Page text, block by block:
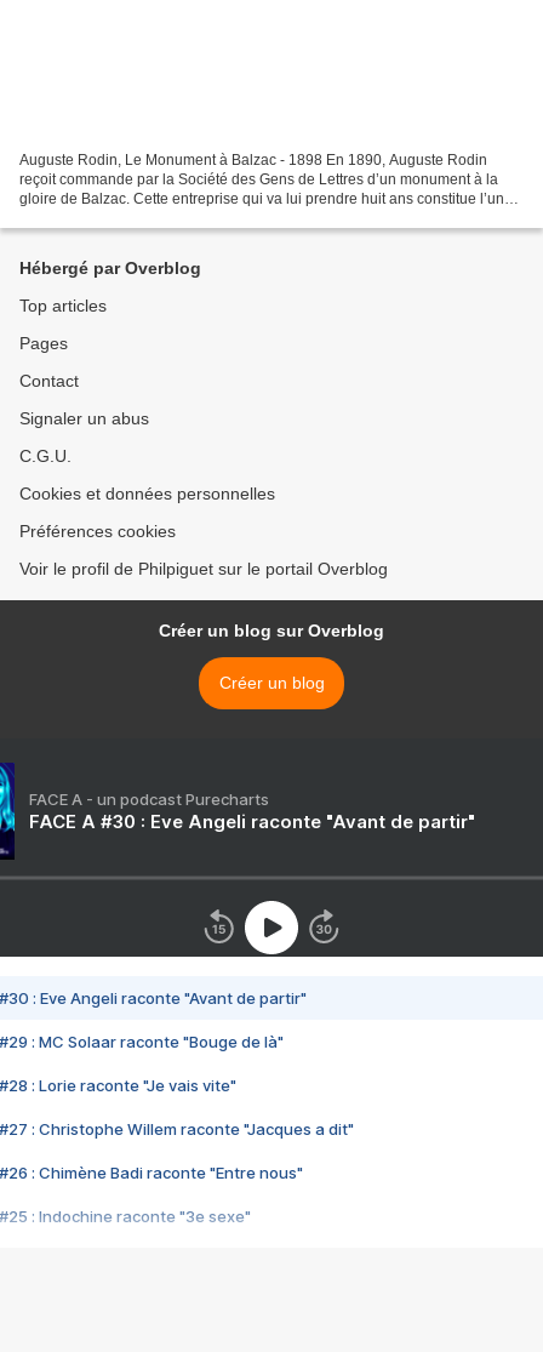
Auguste Rodin, Le Monument à Balzac - 1898 En 1890, Auguste Rodin
reçoit commande par la Société des Gens de Lettres d’un monument à la
gloire de Balzac. Cette entreprise qui va lui prendre huit ans constitue l’un
Hébergé par Overblog
Top articles
Pages
Contact
Signaler un abus
C.G.U.
Cookies et données personnelles
Préférences cookies
Voir le profil de Philpiguet sur le portail Overblog
Créer un blog sur Overblog
Créer un blog
FACE A - un podcast Purecharts
FACE A #30 : Eve Angeli raconte "Avant de partir"
#30 : Eve Angeli raconte "Avant de partir"
#29 : MC Solaar raconte "Bouge de là"
#28 : Lorie raconte "Je vais vite"
#27 : Christophe Willem raconte "Jacques a dit"
#26 : Chimène Badi raconte "Entre nous"
#25 : Indochine raconte "3e sexe"